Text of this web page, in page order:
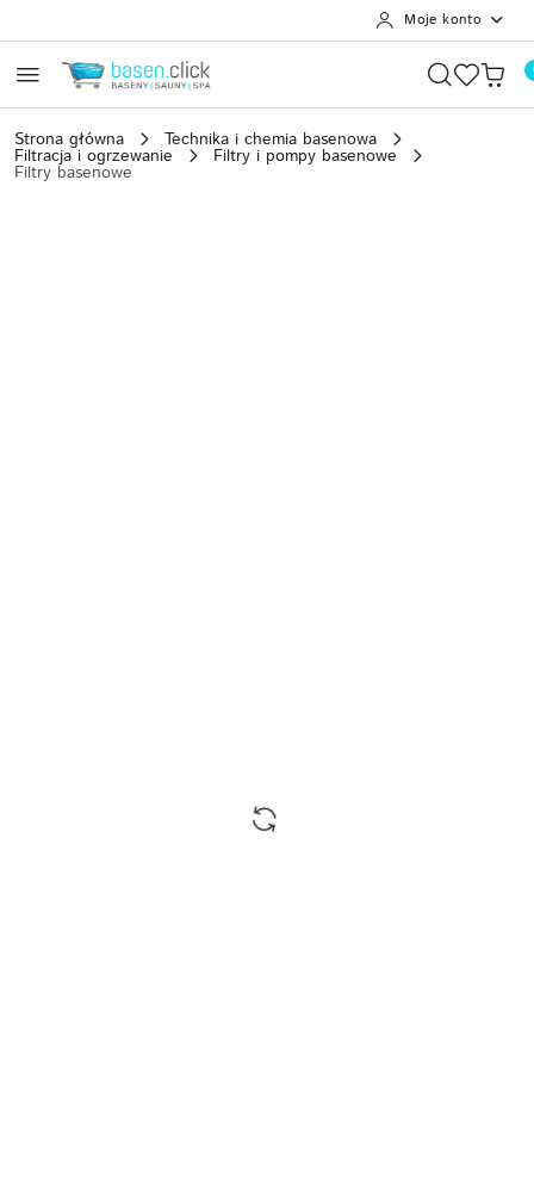
Moje konto
Strona główna Technika i chemia basenowa
Filtracja i ogrzewanie Filtry i pompy basenowe
Filtry basenowe